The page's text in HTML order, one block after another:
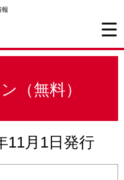
報
（無料）
月1日発行